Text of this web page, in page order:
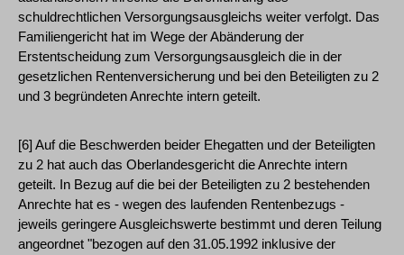
schuldrechtlichen Versorgungsausgleichs weiter verfolgt. Das
Familiengericht hat im Wege der Abänderung der
Erstentscheidung zum Versorgungsausgleich die in der
gesetzlichen Rentenversicherung und bei den Beteiligten zu 2
und 3 begründeten Anrechte intern geteilt.
[6] Auf die Beschwerden beider Ehegatten und der Beteiligten
zu 2 hat auch das Oberlandesgericht die Anrechte intern
geteilt. In Bezug auf die bei der Beteiligten zu 2 bestehenden
Anrechte hat es - wegen des laufenden Rentenbezugs -
jeweils geringere Ausgleichswerte bestimmt und deren Teilung
angeordnet "bezogen auf den 31.05.1992 inklusive der